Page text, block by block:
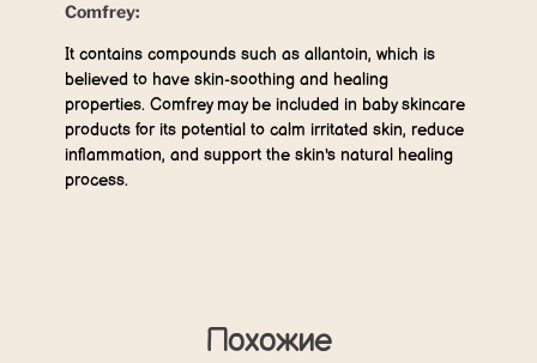
Comfrey:
It contains compounds such as allantoin, which is
believed to have skin-soothing and healing
properties. Comfrey may be included in baby skincare
products for its potential to calm irritated skin, reduce
inflammation, and support the skin's natural healing
process.
Похожие